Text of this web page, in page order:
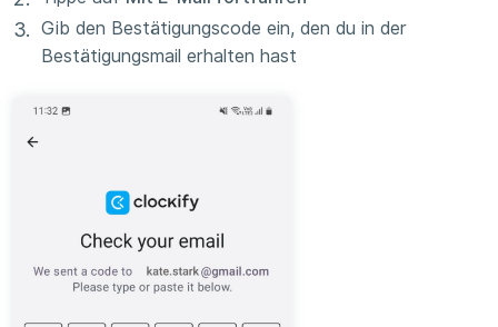
Gib den Bestätigungscode ein, den du in der
Bestätigungsmail erhalten hast